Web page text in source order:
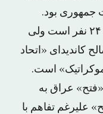
جمهوری بود.
با وجود تعدد کاندیداها که تعداد آنها ۲۴ نفر است ولی
کاندیدای «اتحاد
است.
عراق به
علیرغم تفاهم با